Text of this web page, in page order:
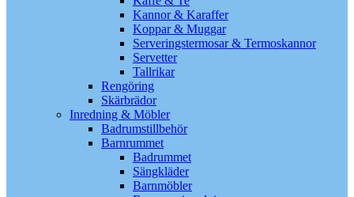
Kannor & Karaffer
Koppar & Muggar
Serveringstermosar & Termoskannor
Servetter
Tallrikar
Rengöring
Skärbrädor
Inredning & Möbler
Badrumstillbehör
Barnrummet
Badrummet
Sängkläder
Barnmöbler